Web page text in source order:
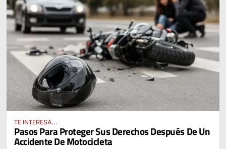
TE INTERESA...
Pasos Para Proteger Sus Derechos Después De Un
Accidente De Motocicleta